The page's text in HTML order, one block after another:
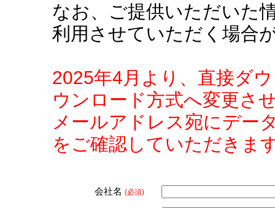
なお、ご提供いただいた
利用させていただく場合
2025年4月より、直接ダ
ウンロード方式へ変更さ
メールアドレス宛にデー
をご確認していただきま
会社名 (必須)